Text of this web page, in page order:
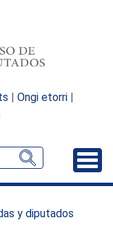
| Ongi etorri |
y diputados